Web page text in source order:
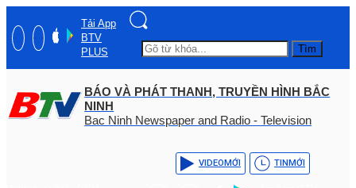
Tải App
BTV
PLUS
Tìm
BÁO VÀ PHÁT THANH, TRUYỀN HÌNH BẮC
NINH
Bac Ninh Newspaper and Radio - Television
VIDEOMỚI TINMỚI